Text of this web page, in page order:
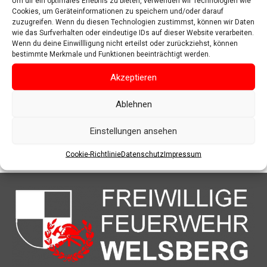
Cookies, um Geräteinformationen zu speichern und/oder darauf
zuzugreifen. Wenn du diesen Technologien zustimmst, können wir Daten
wie das Surfverhalten oder eindeutige IDs auf dieser Website verarbeiten.
Wenn du deine Einwillligung nicht erteilst oder zurückziehst, können
bestimmte Merkmale und Funktionen beeinträchtigt werden.
Akzeptieren
Ablehnen
Einstellungen ansehen
Cookie-RichtlinieDatenschutzImpressum